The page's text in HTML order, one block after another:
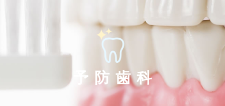
予防歯科